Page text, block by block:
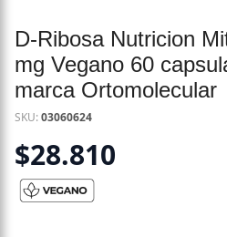
D-Ribosa Nutricion
mg Vegano 60
marca Ortomolecular
SKU:03060624
$28.810